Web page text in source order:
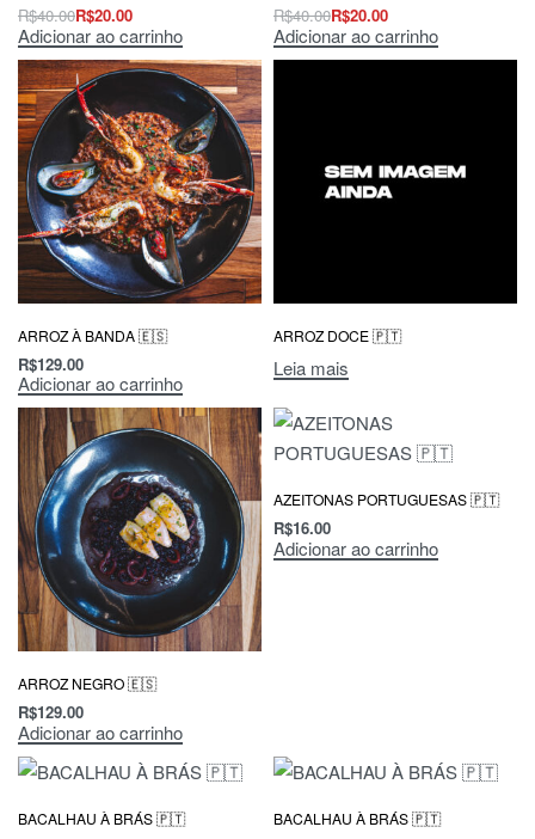
R$40.00R$20.00
Adicionar ao carrinho
R$40.00R$20.00
Adicionar ao carrinho
ARROZ À BANDA 🇪🇸
R$129.00
Adicionar ao carrinho
ARROZ DOCE 🇵🇹
Leia mais
ARROZ NEGRO 🇪🇸
R$129.00
Adicionar ao carrinho
AZEITONAS PORTUGUESAS 🇵🇹
R$16.00
Adicionar ao carrinho
BACALHAU À BRÁS 🇵🇹 BACALHAU À BRÁS 🇵🇹